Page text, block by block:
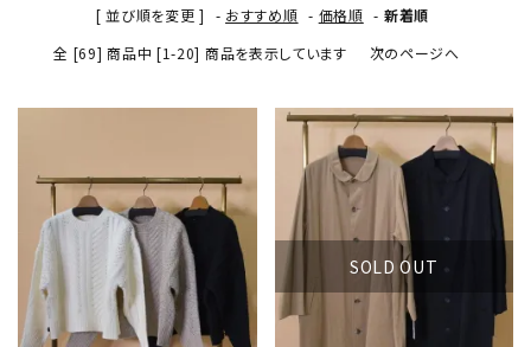
[ 並び順を変更 ] - おすすめ順 - 価格順 - 新着順
全 [69] 商品中 [1-20] 商品を表示しています
次のページへ
SOLD OUT